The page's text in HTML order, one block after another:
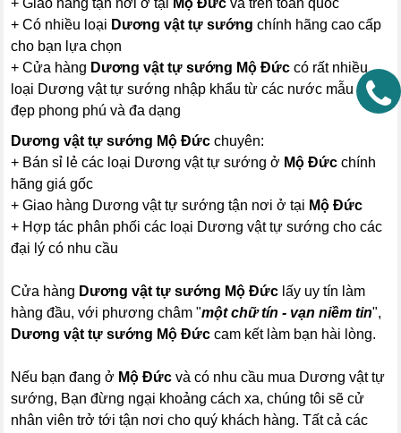
+ Giao hàng tận nơi ở tại Mộ Đức và trên toàn quốc
+ Có nhiều loại Dương vật tự sướng chính hãng cao cấp
cho bạn lựa chọn
+ Cửa hàng Dương vật tự sướng Mộ Đức có rất nhiều
loại Dương vật tự sướng nhập khẩu từ các nước mẫu mã
đẹp phong phú và đa dạng
Dương vật tự sướng Mộ Đứcchuyên:
+ Bán sỉ lẻ các loại Dương vật tự sướng ở Mộ Đức chính
hãng giá gốc
+ Giao hàng Dương vật tự sướng tận nơi ở tại Mộ Đức
+ Hợp tác phân phối các loại Dương vật tự sướng cho các
đại lý có nhu cầu
Cửa hàng Dương vật tự sướng Mộ Đức lấy uy tín làm
hàng đầu, với phương châm "một chữ tín - vạn niềm tin",
Dương vật tự sướng Mộ Đức cam kết làm bạn hài lòng.
Nếu bạn đang ở Mộ Đức và có nhu cầu mua Dương vật tự
sướng, Bạn đừng ngại khoảng cách xa, chúng tôi sẽ cử
nhân viên trở tới tận nơi cho quý khách hàng. Tất cả các